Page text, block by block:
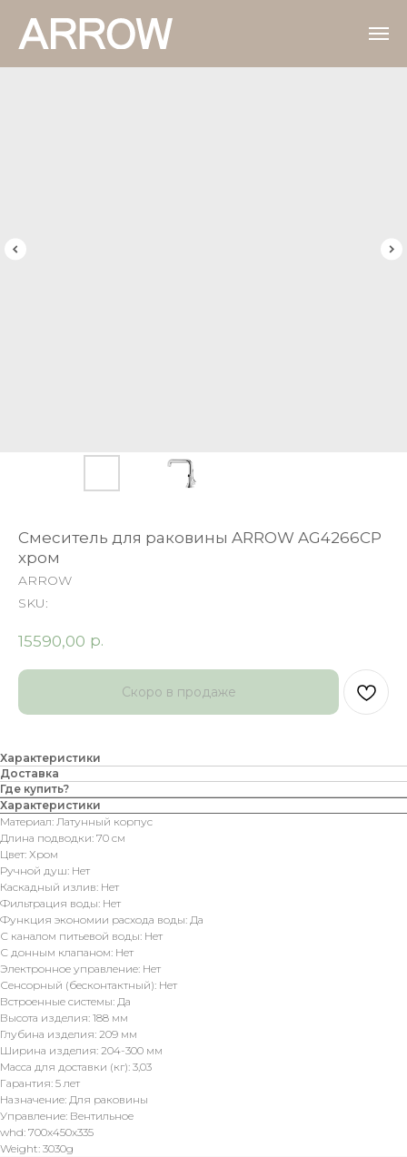
Смеситель для раковины ARROW AG4266CP
хром
ARROW
SKU:
15590,00 р.
Характеристики
Доставка
Где купить?
Характеристики
Материал: Латунный корпус
Длина подводки: 70 см
Цвет: Хром
Ручной душ: Нет
Каскадный излив: Нет
Фильтрация воды: Нет
Функция экономии расхода воды: Да
С каналом питьевой воды: Нет
С донным клапаном: Нет
Электронное управление: Нет
Сенсорный (бесконтактный): Нет
Встроенные системы: Да
Высота изделия: 188 мм
Глубина изделия: 209 мм
Ширина изделия: 204-300 мм
Масса для доставки (кг): 3,03
Гарантия: 5 лет
Назначение: Для раковины
Управление: Вентильное
whd: 700x450x335
Weight: 3030g